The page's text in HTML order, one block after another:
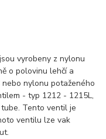
vyrobeny z nylonu
o polovinu lehčí a
nylonu potaženého
- typ 1212 - 1215L,
Tento ventil je
ventilu lze vak